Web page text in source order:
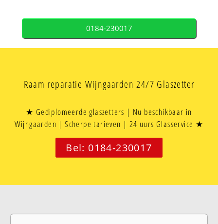
0184-230017
Raam reparatie Wijngaarden 24/7 Glaszetter
★ Gediplomeerde glaszetters | Nu beschikbaar in
Wijngaarden | Scherpe tarieven | 24 uurs Glasservice ★
Bel: 0184-230017